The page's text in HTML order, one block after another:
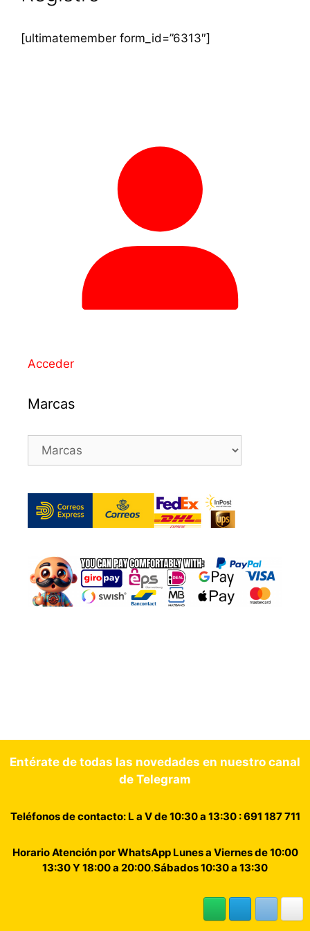
[ultimatemember form_id=”6313″]
Acceder
Marcas
Entérate de todas las novedades en nuestro canal
de Telegram
Teléfonos de contacto: L a V de 10:30 a 13:30 : 691 187 711
Horario Atención por WhatsApp Lunes a Viernes de 10:00
13:30 Y 18:00 a 20:00.Sábados 10:30 a 13:30